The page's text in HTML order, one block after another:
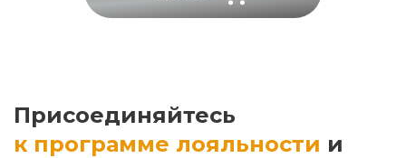
Присоединяйтесь
к программе лояльности и